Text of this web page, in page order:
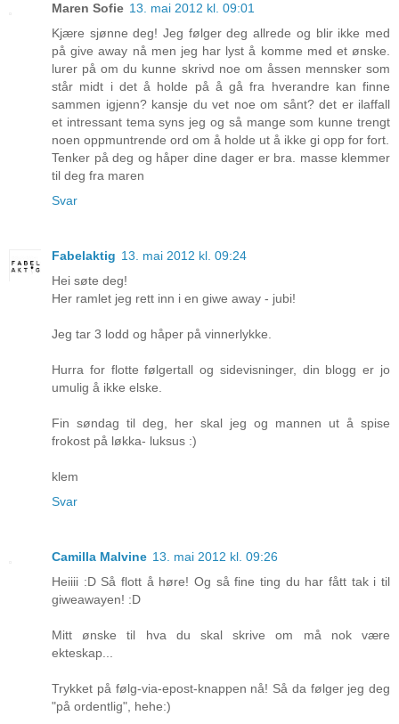
Maren Sofie 13. mai 2012 kl. 09:01
Kjære sjønne deg! Jeg følger deg allrede og blir ikke med
på give away nå men jeg har lyst å komme med et ønske.
lurer på om du kunne skrivd noe om åssen mennsker som
står midt i det å holde på å gå fra hverandre kan finne
sammen igjenn? kansje du vet noe om sånt? det er ilaffall
et intressant tema syns jeg og så mange som kunne trengt
noen oppmuntrende ord om å holde ut å ikke gi opp for fort.
Tenker på deg og håper dine dager er bra. masse klemmer
til deg fra maren
Svar
Fabelaktig 13. mai 2012 kl. 09:24
Hei søte deg!
Her ramlet jeg rett inn i en giwe away - jubi!
Jeg tar 3 lodd og håper på vinnerlykke.
Hurra for flotte følgertall og sidevisninger, din blogg er jo
umulig å ikke elske.
Fin søndag til deg, her skal jeg og mannen ut å spise
frokost på løkka- luksus :)
klem
Svar
Camilla Malvine 13. mai 2012 kl. 09:26
Heiiii :D Så flott å høre! Og så fine ting du har fått tak i til
giweawayen! :D
Mitt ønske til hva du skal skrive om må nok være
ekteskap...
Trykket på følg-via-epost-knappen nå! Så da følger jeg deg
"på ordentlig", hehe:)